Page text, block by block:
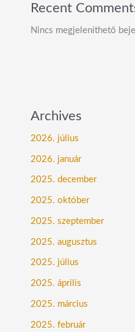
Recent
Nincs megjeleníthető
Archives
2026. július
2026. január
2025. december
2025. október
2025. szeptember
2025. augusztus
2025. július
2025. április
2025. március
2025. február